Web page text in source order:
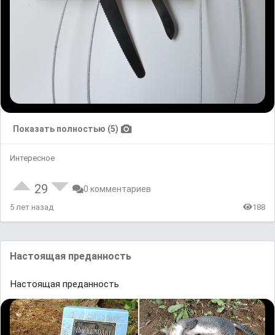
Показать полностью (5)
Интересное
29 0 комментариев
5 лет назад 188
Настоящая преданность
Настоящая преданность